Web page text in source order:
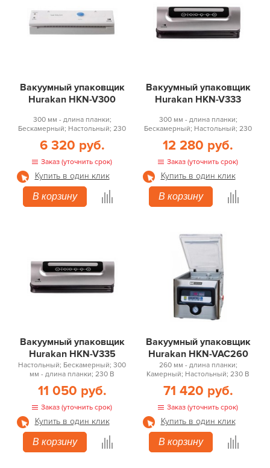
Вакуумный упаковщик
Hurakan HKN-V300
300 мм - длина планки;
Бескамерный; Настольный; 230
6 320 руб.
Заказ (уточнить срок)
Купить в один клик
В корзину
Вакуумный упаковщик
Hurakan HKN-V333
300 мм - длина планки;
Бескамерный; Настольный; 230
12 280 руб.
Заказ (уточнить срок)
Купить в один клик
В корзину
Вакуумный упаковщик
Hurakan HKN-V335
Настольный; Бескамерный; 300
мм - длина планки; 230 В
11 050 руб.
Заказ (уточнить срок)
Купить в один клик
В корзину
Вакуумный упаковщик
Hurakan HKN-VAC260
260 мм - длина планки;
Камерный; Настольный; 230 В
71 420 руб.
Заказ (уточнить срок)
Купить в один клик
В корзину